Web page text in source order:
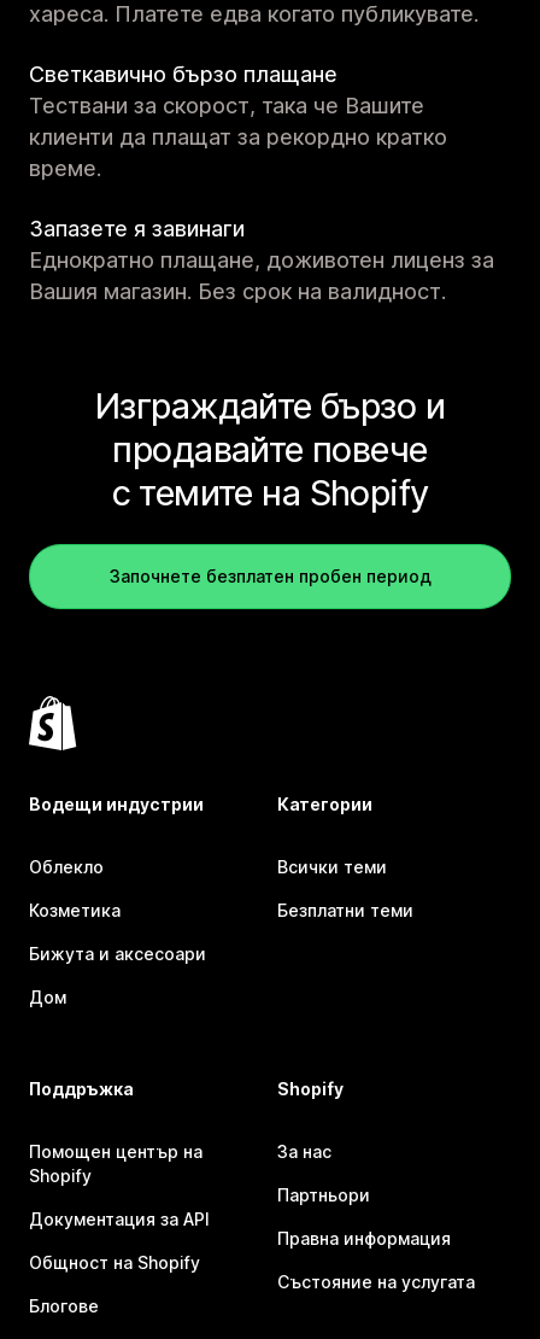
хареса. Платете едва когато публикувате.
Светкавично бързо плащане
Тествани за скорост, така че Вашите
клиенти да плащат за рекордно кратко
време.
Запазете я завинаги
Еднократно плащане, доживотен лиценз за
Вашия магазин. Без срок на валидност.
Изграждайте бързо и
продавайте повече
с темите на Shopify
Започнете безплатен пробен период
Водещи индустрии
Облекло
Козметика
Бижута и аксесоари
Дом
Категории
Всички теми
Безплатни теми
Поддръжка
Помощен център на
Shopify
Документация за API
Общност на Shopify
Блогове
Shopify
За нас
Партньори
Правна информация
Състояние на услугата